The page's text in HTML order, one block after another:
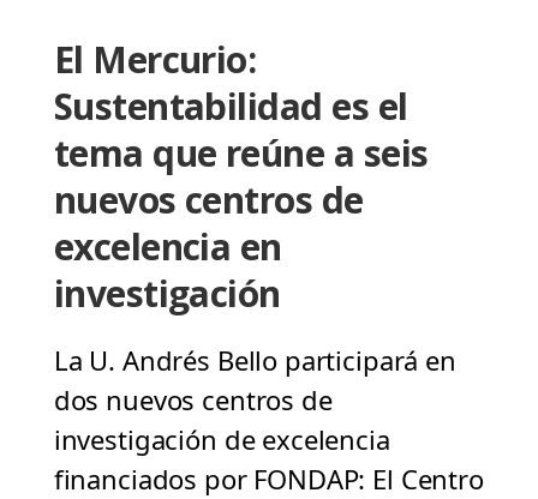
El Mercurio:
Sustentabilidad es el
tema que reúne a seis
nuevos centros de
excelencia en
investigación
La U. Andrés Bello participará en
dos nuevos centros de
investigación de excelencia
financiados por FONDAP: El Centro